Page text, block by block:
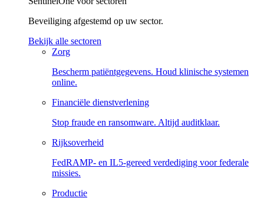
Beveiliging afgestemd op uw sector.
Bekijk alle sectoren
Zorg
Bescherm patiëntgegevens. Houd klinische systemen
online.
Financiële dienstverlening
Stop fraude en ransomware. Altijd auditklaar.
Rijksoverheid
FedRAMP- en IL5-gereed verdediging voor federale
missies.
Productie